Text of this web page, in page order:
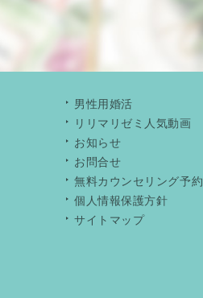
男性用婚活
リリマリゼミ人気動画
お知らせ
お問合せ
無料カウンセリング予約
個人情報保護方針
サイトマップ